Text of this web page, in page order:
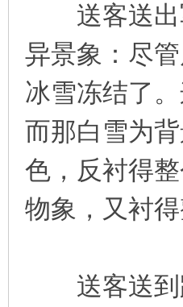
送客送出
异景象：尽
冰雪冻结了
而那白雪为
色，反衬得
物象，又衬
送客送到